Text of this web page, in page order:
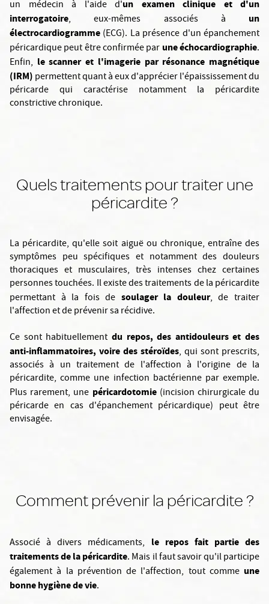
un médecin à l'aide d'un examen clinique et d'un
interrogatoire, eux-mêmes associés à
un
électrocardiogramme (ECG). La présence d'un épanchement
péricardique peut être confirmée par une échocardiographie.
Enfin, le scanner et l'imagerie par résonance magnétique
(IRM) permettent quant à eux d'apprécier l'épaississement du
péricarde qui caractérise notamment la péricardite
constrictive chronique.
Quels traitements pour traiter une
péricardite ?
La péricardite, qu'elle soit aiguë ou chronique, entraîne des
symptômes peu spécifiques et notamment des douleurs
thoraciques et musculaires, très intenses chez certaines
personnes touchées. Il existe des traitements de la péricardite
permettant à la fois de soulager la douleur, de traiter
l'affection et de prévenir sa récidive.
Ce sont habituellement du repos, des antidouleurs et des
anti-inflammatoires, voire des stéroïdes, qui sont prescrits,
associés à un traitement de l'affection à l'origine de la
péricardite, comme une infection bactérienne par exemple.
Plus rarement, une péricardotomie(incision chirurgicale du
péricarde en cas d'épanchement péricardique) peut être
envisagée.
Comment prévenir la péricardite ?
Associé à divers médicaments,
le repos fait partie des
traitements de la péricardite. Mais il faut savoir qu'il participe
également à la prévention de l'affection, tout comme une
bonne hygiène de vie.